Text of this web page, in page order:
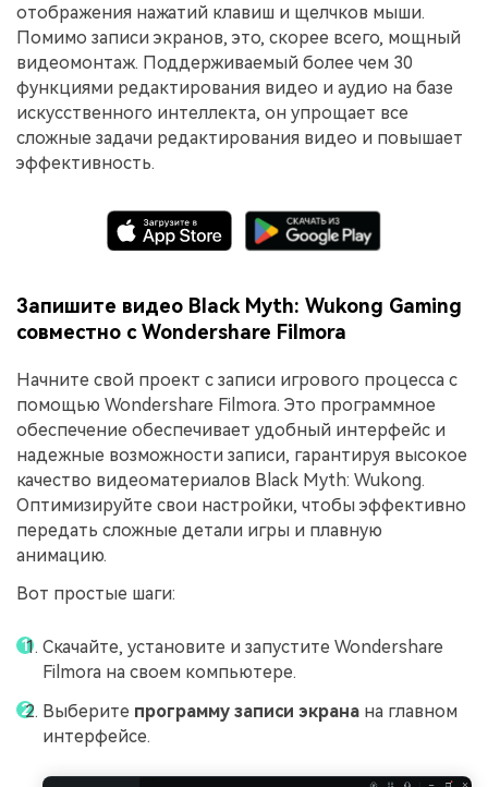
отображения нажатий клавиш и щелчков мыши.
Помимо записи экранов, это, скорее всего, мощный
видеомонтаж. Поддерживаемый более чем 30
функциями редактирования видео и аудио на базе
искусственного интеллекта, он упрощает все
сложные задачи редактирования видео и повышает
эффективность.
Запишите видео Black Myth: Wukong Gaming
совместно с Wondershare Filmora
Начните свой проект с записи игрового процесса с
помощью Wondershare Filmora. Это программное
обеспечение обеспечивает удобный интерфейс и
надежные возможности записи, гарантируя высокое
качество видеоматериалов Black Myth: Wukong.
Оптимизируйте свои настройки, чтобы эффективно
передать сложные детали игры и плавную
анимацию.
Вот простые шаги:
Скачайте, установите и запустите Wondershare
Filmora на своем компьютере.
Выберите программу записи экрана на главном
интерфейсе.